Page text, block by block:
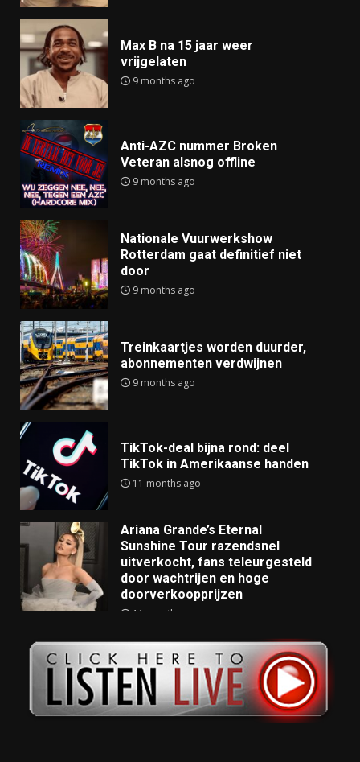
Max B na 15 jaar weer
vrijgelaten
9 months ago
Anti-AZC nummer Broken
Veteran alsnog offline
9 months ago
Nationale Vuurwerkshow
Rotterdam gaat definitief niet
door
9 months ago
Treinkaartjes worden duurder,
abonnementen verdwijnen
9 months ago
TikTok-deal bijna rond: deel
TikTok in Amerikaanse handen
11 months ago
Ariana Grande’s Eternal
Sunshine Tour razendsnel
uitverkocht, fans teleurgesteld
door wachtrijen en hoge
doorverkoopprijzen
11 months ago